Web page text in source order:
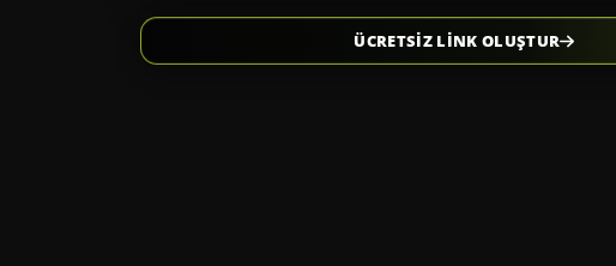
ÜCRETSİZ LİNK OLUŞTUR